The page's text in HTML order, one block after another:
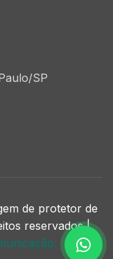
SP
de protetor de
reservados |